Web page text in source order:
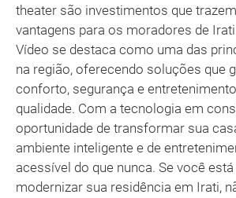
theater são investimentos que
vantagens para os moradores de
Vídeo se destaca como uma das
na região, oferecendo soluções que
conforto, segurança e
qualidade. Com a tecnologia em
oportunidade de transformar sua
ambiente inteligente e de
acessível do que nunca. Se você
modernizar sua residência em Irati,